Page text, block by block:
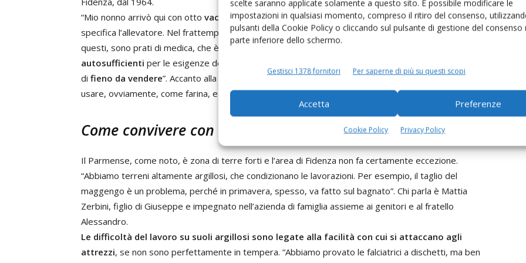
scelte saranno applicate solamente a questo sito. È possibile modificare le
impostazioni in qualsiasi momento, compreso il ritiro del consenso,
pulsanti della Cookie Policy o cliccando sul pulsante di gestione del consenso
parte inferiore dello schermo.
Gestisci 1378 fornitori Per saperne di più su questi scopi
Accetta Preferenze
Cookie Policy Privacy Policy
“Mio nonno arrivò qui con otto vacche. Oggine abbiamo circa 700, di cui 320 in mungitura”,
specifica l’allevatore. Nel frattempo, la superficie coltivata ha superato i 650 ettari. “Almeno 450 di
questi, sono prati di medica, che è certamente la coltura più importante per noi. Siamo
autosufficienti per le esigenze della
di fieno da vendere”. Accanto alla medica, gli Zerbini seminano grano foraggero, girasole e mais. Da
usare, ovviamente, come farina, essendo vietato l’impiego di insilati in area Parmigiano Reggiano.
Come convivere con l’argilla
Il Parmense, come noto, è zona di terre forti e l’area di Fidenza non fa certamente eccezione.
“Abbiamo terreni altamente argillosi, che condizionano le lavorazioni. Per esempio, il taglio del
maggengo è un problema, perché in primavera, spesso, va fatto sul bagnato”. Chi parla è Mattia
Zerbini, figlio di Giuseppe e impegnato nell’azienda di famiglia assieme ai genitori e al fratello
Alessandro.
Le difficoltà del lavoro su suoli argillosi sono legate alla facilità con cui si attaccano agli
attrezzi, se non sono perfettamente in tempera. “Abbiamo provato le falciatrici a dischetti, ma ben